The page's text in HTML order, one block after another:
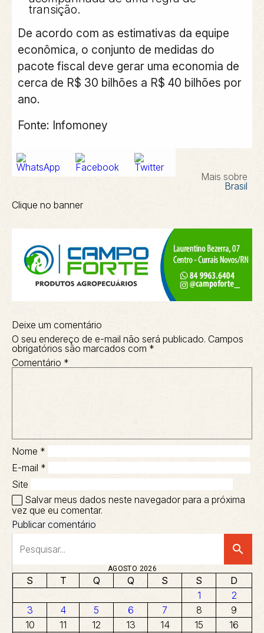
transição.
De acordo com as estimativas da equipe
econômica, o conjunto de medidas do
pacote fiscal deve gerar uma economia de
cerca de R$ 30 bilhões a R$ 40 bilhões por
ano.
Fonte: Infomoney
Mais sobre
Brasil
Clique no banner
Deixe um comentário
O seu endereço de e-mail não será publicado. Campos
obrigatórios são marcados com *
Comentário *
Nome *
E-mail *
Site
Salvar meus dados neste navegador para a próxima
vez que eu comentar.
search
AGOSTO 2026
S T Q Q S S
D
1
2
3
4 5 6 7 8
9
10
11 12 13 14 15
16